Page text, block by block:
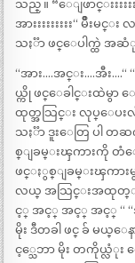
သည္ ။ “ေျဖာင္းးးးးးျ
အားးးးးးးးး“ မ်ိဳးမ
သႏၱာ ဖင္ေပါက္ထဲ အ
“အား….အင္း….အီး….“
ယ္ကို ဖင္ေခါင္းထဲမွာ
ထုတ္အသြင္း လုပ္ေပးလိုက္သည္
သႏၱာ ဒူးေတြ ပါ တဆက္
စ္ျခမ္းၾကားကို တံ
ဖင္ႏွစ္ျခမ္းၾကားမွ
လယ္ အသြင္းအထုတ္ျမ
င့္ အင့္ အင့္ အင့္ “ “အား
မိုး ဒီတခါ ဖင္ ခ် မယ္ေ
င့္သေဘာ မိုး တကိုယ္လံုး